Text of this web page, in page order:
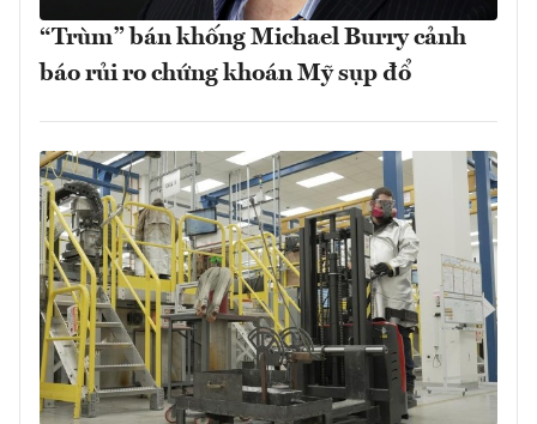
“Trùm” bán khống Michael Burry cảnh
báo rủi ro chứng khoán Mỹ sụp đổ